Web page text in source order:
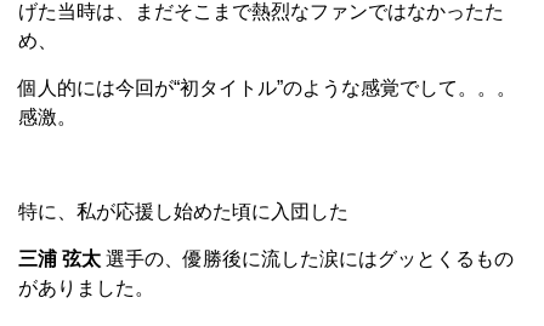
げた当時は、まだそこまで熱烈なファンではなかったた
め、
個人的には今回が“初タイトル”のような感覚でして。。。
感激。
特に、私が応援し始めた頃に入団した
三浦 弦太 選手の、優勝後に流した涙にはグッとくるもの
がありました。